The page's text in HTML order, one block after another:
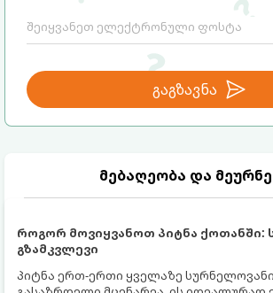
გაგზავნა
მებაღეობა და
როგორ მოვიყვანოთ პიტნა ქოთანში:
გზამკვლევი
პიტნა ერთ-ერთი ყველაზე